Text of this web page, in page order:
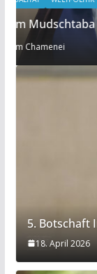
40.
9. April 2026
5. Botschaft
18. April 2026